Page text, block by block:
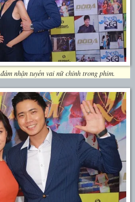
nhận tuyến vai nữ chính trong phim.